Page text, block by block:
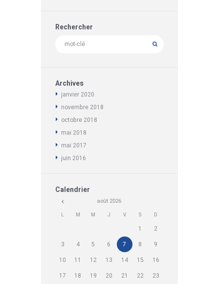
Rechercher
Archives
janvier 2020
novembre 2018
octobre 2018
mai 2018
mai 2017
juin 2016
Calendrier
août 2026
L M M J V S D
1
2
3
4 5 6 7 8
9
10
11 12 13 14 15
16
17
18 19 20 21 22
23